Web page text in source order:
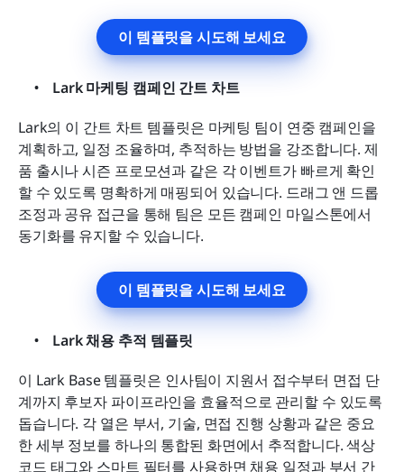
이 템플릿을 시도해 보세요
Lark 마케팅 캠페인 간트 차트
Lark의 이 간트 차트 템플릿은 마케팅 팀이 연중 캠페인을
계획하고, 일정 조율하며, 추적하는 방법을 강조합니다. 제
품 출시나 시즌 프로모션과 같은 각 이벤트가 빠르게 확인
할 수 있도록 명확하게 매핑되어 있습니다. 드래그 앤 드롭
조정과 공유 접근을 통해 팀은 모든 캠페인 마일스톤에서
동기화를 유지할 수 있습니다.
이 템플릿을 시도해 보세요
Lark 채용 추적 템플릿
이 Lark Base 템플릿은 인사팀이 지원서 접수부터 면접 단
계까지 후보자 파이프라인을 효율적으로 관리할 수 있도록
돕습니다. 각 열은 부서, 기술, 면접 진행 상황과 같은 중요
한 세부 정보를 하나의 통합된 화면에서 추적합니다. 색상
코드 태그와 스마트 필터를 사용하면 채용 일정과 부서 간